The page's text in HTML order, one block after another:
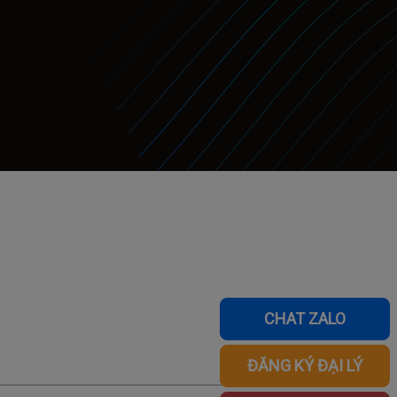
CHAT ZALO
ĐĂNG KÝ ĐẠI LÝ